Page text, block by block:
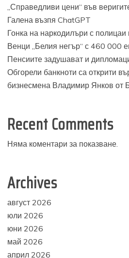
„Справедливи цени“ във
Галена възпя ChatGPT
Гонка на наркодилъри с
Венци „Белия негър“ с 460 000
Пенсиите задушават и
Обгорели банкноти са открити
бизнесмена Владимир Янков от
Recent Comments
Няма коментари за показване.
Archives
август 2026
юли 2026
юни 2026
май 2026
април 2026